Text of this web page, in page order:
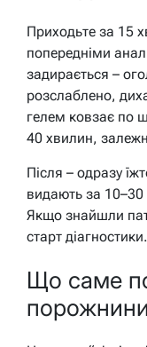
Приходьте за 15
попередніми
задирається –
розслаблено,
гелем ковзає по
40 хвилин,
Після – одразу
видають за 10–30
Якщо знайшли
старт діагностики.
Що саме
порожнини